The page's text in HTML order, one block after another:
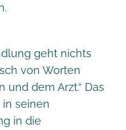
geht nichts
von Worten
dem Arzt.“ Das
in seinen
in die